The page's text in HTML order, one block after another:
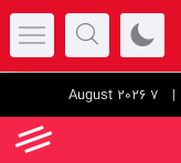
| 7 August 2026